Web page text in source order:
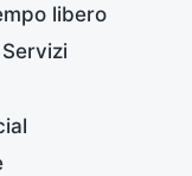
libero